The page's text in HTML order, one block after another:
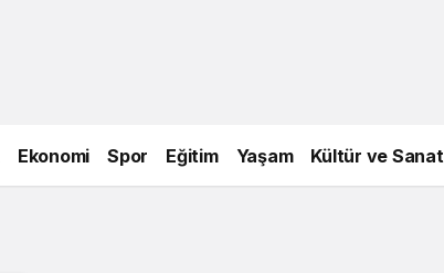
Ekonomi Spor Eğitim Yaşam Kültür ve Sanat